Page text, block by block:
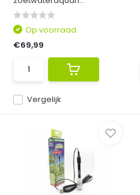
Vergelijk
Op voorraad
€69,99